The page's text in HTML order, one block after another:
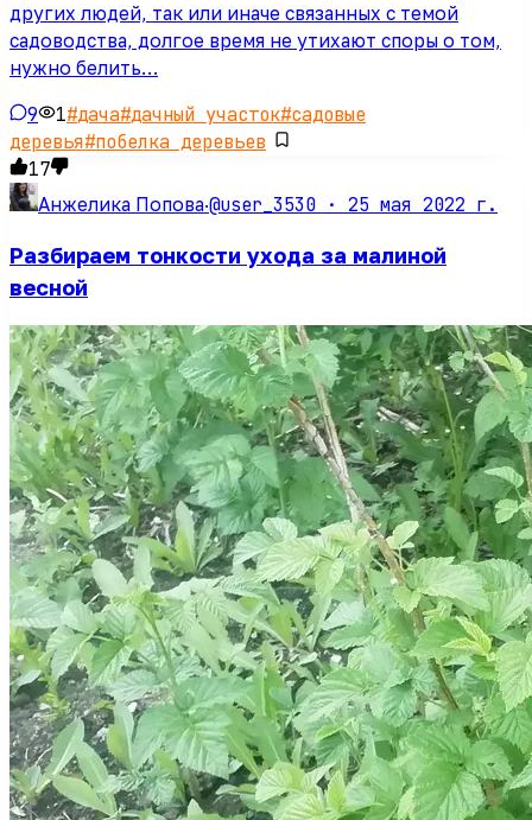
других людей, так или иначе связанных с темой
садоводства, долгое время не утихают споры о том,
нужно белить…
9 1#дача#дачный участок#садовые
деревья#побелка деревьев
17
Анжелика Попова·@user_3530 · 25 мая 2022 г.
Разбираем тонкости ухода за малиной
весной